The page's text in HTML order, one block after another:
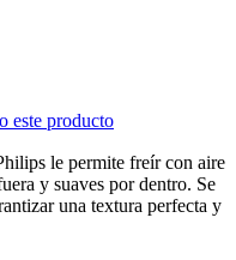
este producto
le permite freír con aire
y suaves por dentro. Se
una textura perfecta y